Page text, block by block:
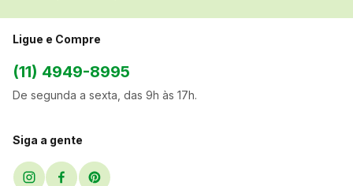
Ligue e Compre
(11) 4949-8995
De segunda a sexta, das 9h às 17h.
Siga a gente